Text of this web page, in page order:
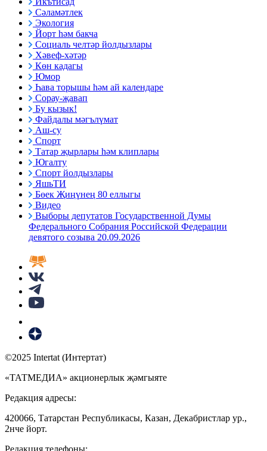
Сәламәтлек
Экология
Йорт һәм бакча
Социаль челтәр йолдызлары
Хәвеф-хәтәр
Көн кадагы
Юмор
Һава торышы һәм ай календаре
Сорау-җавап
Бу кызык!
Файдалы мәгълүмат
Аш-су
Спорт
Татар җырлары һәм клиплары
Югалту
Спорт йолдызлары
ЯшьТИ
Бөек Җиңүнең 80 еллыгы
Видео
Выборы депутатов Государственной Думы
Федерального Собрания Российской Федерации
девятого созыва 20.09.2026
©2025 Intertat (Интертат)
«ТАТМЕДИА» акционерлык җәмгыяте
Редакция адресы:
420066, Татарстан Республикасы, Казан, Декабристлар ур.,
2нче йорт.
Редакция телефоны: